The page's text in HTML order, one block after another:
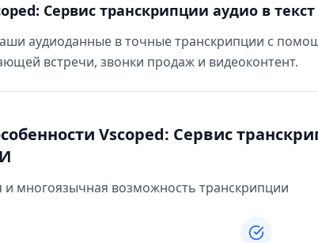
Сервис транскрипции аудио в
аудиоданные в точные транскрипции с
встречи, звонки продаж и видеоконтент.
Vscoped: Сервис
и многоязычная возможность транскрипции